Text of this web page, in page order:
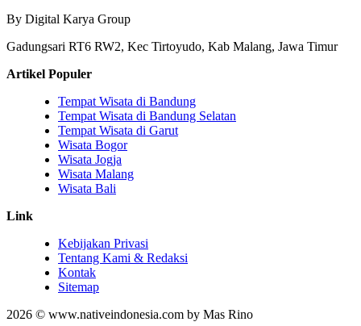
By Digital Karya Group
Gadungsari RT6 RW2, Kec Tirtoyudo, Kab Malang, Jawa Timur
Artikel Populer
Tempat Wisata di Bandung
Tempat Wisata di Bandung Selatan
Tempat Wisata di Garut
Wisata Bogor
Wisata Jogja
Wisata Malang
Wisata Bali
Link
Kebijakan Privasi
Tentang Kami & Redaksi
Kontak
Sitemap
2026 © www.nativeindonesia.com by Mas Rino